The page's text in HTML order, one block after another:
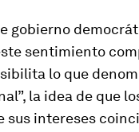
gobierno
sentimiento
lo que
la idea de que
sus intereses